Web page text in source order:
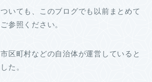
いても、このブログでも以前まとめて
参照ください。
区町村などの自治体が運営していると
た。